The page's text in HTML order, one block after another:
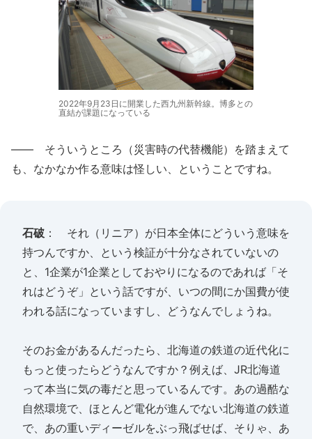
2022年9月23日に開業した西九州新幹線。博多との
直結が課題になっている
―― そういうところ（災害時の代替機能）を踏まえて
も、なかなか作る意味は怪しい、ということですね。
石破 ： それ（リニア）が日本全体にどういう意味を
持つんですか、という検証が十分なされていないの
と、1企業が1企業としておやりになるのであれば「そ
れはどうぞ」という話ですが、いつの間にか国費が使
われる話になっていますし、どうなんでしょうね。
そのお金があるんだったら、北海道の鉄道の近代化に
もっと使ったらどうなんですか？例えば、JR北海道
って本当に気の毒だと思っているんです。あの過酷な
自然環境で、ほとんど電化が進んでない北海道の鉄道
で、あの重いディーゼルをぶっ飛ばせば、そりゃ、あ